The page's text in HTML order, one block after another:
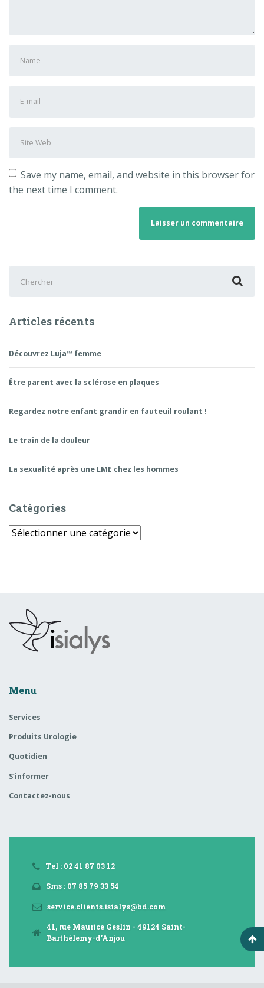
Web
Save my name, email, and website in this browser for
the next time I comment.
Articles récents
Découvrez Luja™ femme
Être parent avec la sclérose en plaques
Regardez notre enfant grandir en fauteuil roulant !
Le train de la douleur
La sexualité après une LME chez les hommes
Catégories
Catégories
Menu
Services
Produits Urologie
Quotidien
S’informer
Contactez-nous
Tel : 02 41 87 03 12
Sms : 07 85 79 33 54
service.clients.isialys@bd.com
41, rue Maurice Geslin - 49124 Saint-
Barthélemy-d'Anjou